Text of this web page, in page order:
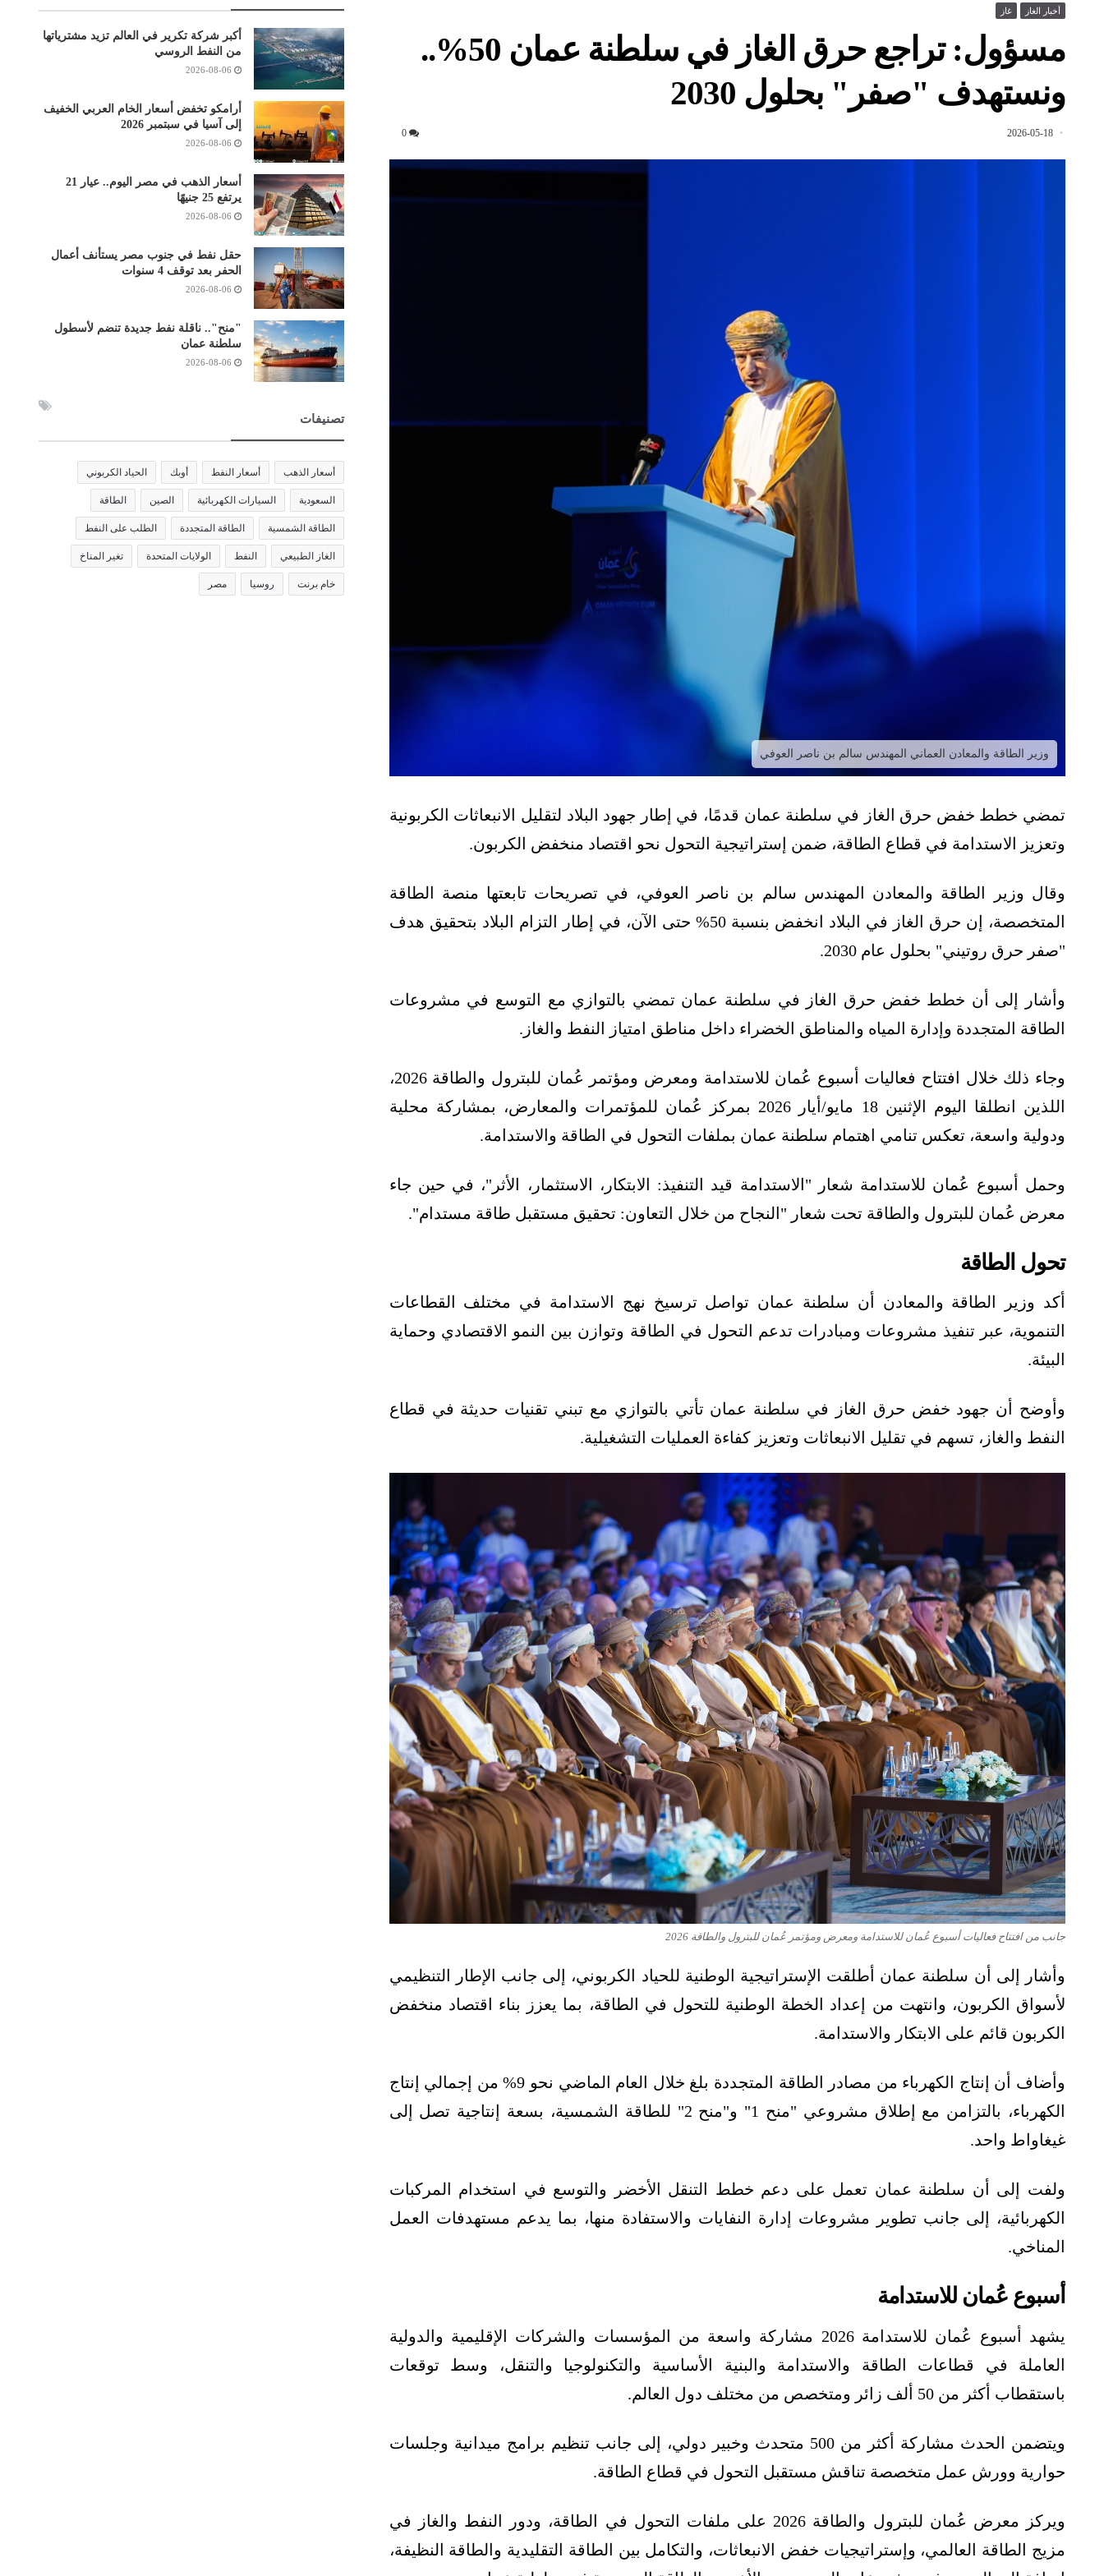
أخبار الغاز غاز
مسؤول: تراجع حرق الغاز في سلطنة عمان 50%..
ونستهدف "صفر" بحلول 2030
2026-05-18
0
وزير الطاقة والمعادن العماني المهندس سالم بن ناصر العوفي
تمضي خطط خفض حرق الغاز في سلطنة عمان قدمًا، في إطار جهود البلاد لتقليل الانبعاثات الكربونية
وتعزيز الاستدامة في قطاع الطاقة، ضمن إستراتيجية التحول نحو اقتصاد منخفض الكربون.
وقال وزير الطاقة والمعادن المهندس سالم بن ناصر العوفي، في تصريحات تابعتها منصة الطاقة
المتخصصة، إن حرق الغاز في البلاد انخفض بنسبة 50% حتى الآن، في إطار التزام البلاد بتحقيق هدف
"صفر حرق روتيني" بحلول عام 2030.
وأشار إلى أن خطط خفض حرق الغاز في سلطنة عمان تمضي بالتوازي مع التوسع في مشروعات
الطاقة المتجددة وإدارة المياه والمناطق الخضراء داخل مناطق امتياز النفط والغاز.
وجاء ذلك خلال افتتاح فعاليات أسبوع عُمان للاستدامة ومعرض ومؤتمر عُمان للبترول والطاقة 2026،
اللذين انطلقا اليوم الإثنين 18 مايو/أيار 2026 بمركز عُمان للمؤتمرات والمعارض، بمشاركة محلية
ودولية واسعة، تعكس تنامي اهتمام سلطنة عمان بملفات التحول في الطاقة والاستدامة.
وحمل أسبوع عُمان للاستدامة شعار "الاستدامة قيد التنفيذ: الابتكار، الاستثمار، الأثر"، في حين جاء
معرض عُمان للبترول والطاقة تحت شعار "النجاح من خلال التعاون: تحقيق مستقبل طاقة مستدام".
تحول الطاقة
أكد وزير الطاقة والمعادن أن سلطنة عمان تواصل ترسيخ نهج الاستدامة في مختلف القطاعات
التنموية، عبر تنفيذ مشروعات ومبادرات تدعم التحول في الطاقة وتوازن بين النمو الاقتصادي وحماية
البيئة.
وأوضح أن جهود خفض حرق الغاز في سلطنة عمان تأتي بالتوازي مع تبني تقنيات حديثة في قطاع
النفط والغاز، تسهم في تقليل الانبعاثات وتعزيز كفاءة العمليات التشغيلية.
جانب من افتتاح فعاليات أسبوع عُمان للاستدامة ومعرض ومؤتمر عُمان للبترول والطاقة 2026
وأشار إلى أن سلطنة عمان أطلقت الإستراتيجية الوطنية للحياد الكربوني، إلى جانب الإطار التنظيمي
لأسواق الكربون، وانتهت من إعداد الخطة الوطنية للتحول في الطاقة، بما يعزز بناء اقتصاد منخفض
الكربون قائم على الابتكار والاستدامة.
وأضاف أن إنتاج الكهرباء من مصادر الطاقة المتجددة بلغ خلال العام الماضي نحو 9% من إجمالي إنتاج
الكهرباء، بالتزامن مع إطلاق مشروعي "منح 1" و"منح 2" للطاقة الشمسية، بسعة إنتاجية تصل إلى
غيغاواط واحد.
ولفت إلى أن سلطنة عمان تعمل على دعم خطط التنقل الأخضر والتوسع في استخدام المركبات
الكهربائية، إلى جانب تطوير مشروعات إدارة النفايات والاستفادة منها، بما يدعم مستهدفات العمل
المناخي.
أسبوع عُمان للاستدامة
يشهد أسبوع عُمان للاستدامة 2026 مشاركة واسعة من المؤسسات والشركات الإقليمية والدولية
العاملة في قطاعات الطاقة والاستدامة والبنية الأساسية والتكنولوجيا والتنقل، وسط توقعات
باستقطاب أكثر من 50 ألف زائر ومتخصص من مختلف دول العالم.
ويتضمن الحدث مشاركة أكثر من 500 متحدث وخبير دولي، إلى جانب تنظيم برامج ميدانية وجلسات
حوارية وورش عمل متخصصة تناقش مستقبل التحول في قطاع الطاقة.
ويركز معرض عُمان للبترول والطاقة 2026 على ملفات التحول في الطاقة، ودور النفط والغاز في
مزيج الطاقة العالمي، وإستراتيجيات خفض الانبعاثات، والتكامل بين الطاقة التقليدية والطاقة النظيفة،
أكبر شركة تكرير في العالم تزيد مشترياتها
من النفط الروسي
2026-08-06
أرامكو تخفض أسعار الخام العربي الخفيف
إلى آسيا في سبتمبر 2026
2026-08-06
أسعار الذهب في مصر اليوم.. عيار 21
يرتفع 25 جنيهًا
2026-08-06
حقل نفط في جنوب مصر يستأنف أعمال
الحفر بعد توقف 4 سنوات
2026-08-06
"منح".. ناقلة نفط جديدة تنضم لأسطول
سلطنة عمان
2026-08-06
تصنيفات
أسعار الذهب أسعار النفط أوبك الحياد الكربوني
السعودية السيارات الكهربائية الصين الطاقة
الطاقة الشمسية الطاقة المتجددة الطلب على النفط
الغاز الطبيعي النفط الولايات المتحدة تغير المناخ
خام برنت روسيا مصر